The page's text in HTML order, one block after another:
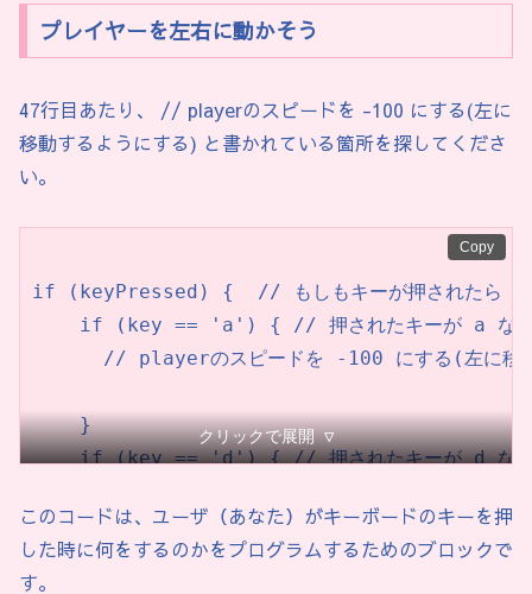
// プレイヤー クラス
class Player {
  Player(float x, float y, float speed) {
    this.x = x;
    this.y = y;
    this.xSpeed = speed;
void update(float dt,
      fill(255, 0, 0);
      textSize(64);
プレイヤーを左右に動かそう
47行目あたり、 // playerのスピードを -100 にする(左に
移動するようにする) と書かれている箇所を探してくださ
い。
if (keyPressed) {  // もしもキーが押されたら
if (key == 'a') { // 押されたキーが a な
// playerのスピードを -100 にする(左に移
    }
if (key == 'd') { // 押されたキーが d な
    }
Copy
クリックで展開 ▽
このコードは、ユーザ（あなた）がキーボードのキーを押
した時に何をするのかをプログラムするためのブロックで
す。